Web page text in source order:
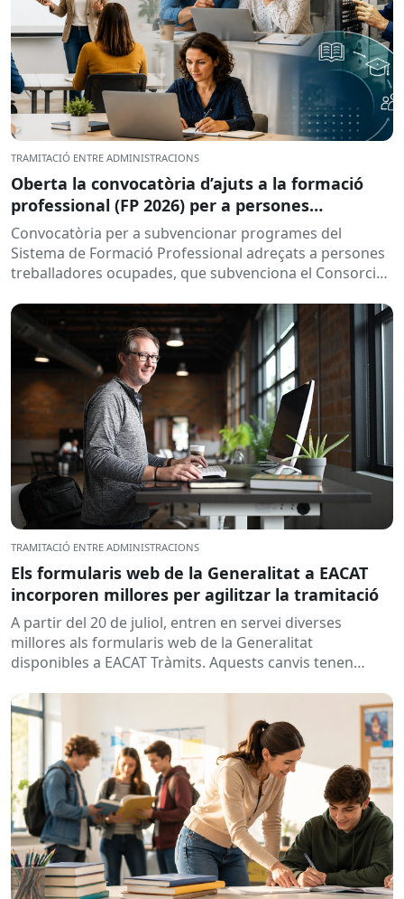
TRAMITACIÓ ENTRE ADMINISTRACIONS
Oberta la convocatòria d’ajuts a la formació
professional (FP 2026) per a persones
treballadores ocupades
Convocatòria per a subvencionar programes del
Sistema de Formació Professional adreçats a persones
treballadores ocupades, que subvenciona el Consorci
TRAMITACIÓ ENTRE ADMINISTRACIONS
Els formularis web de la Generalitat a EACAT
incorporen millores per agilitzar la tramitació
A partir del 20 de juliol, entren en servei diverses
millores als formularis web de la Generalitat
disponibles a EACAT Tràmits. Aquests canvis tenen